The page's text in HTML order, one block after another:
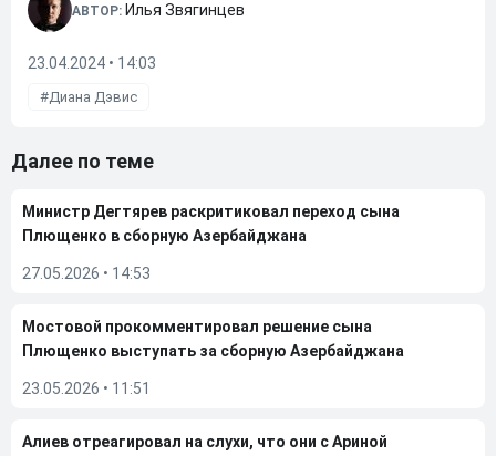
АВТОР: Илья Звягинцев
23.04.2024 • 14:03
Диана Дэвис
Далее по теме
Министр Дегтярев раскритиковал переход сына
Плющенко в сборную Азербайджана
27.05.2026 • 14:53
Мостовой прокомментировал решение сына
Плющенко выступать за сборную Азербайджана
23.05.2026 • 11:51
Алиев отреагировал на слухи, что они с Ариной